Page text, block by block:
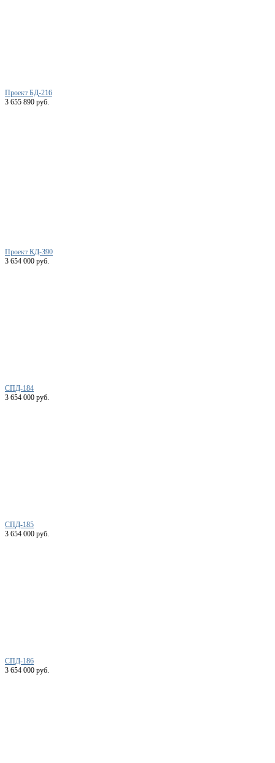
Проект БД-216
3 655 890 руб.
Проект КД-390
3 654 000 руб.
СПД-184
3 654 000 руб.
СПД-185
3 654 000 руб.
СПД-186
3 654 000 руб.